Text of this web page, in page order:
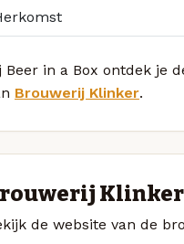
Beer in a Box ontdek je
Brouwerij Klinker.
de website van de